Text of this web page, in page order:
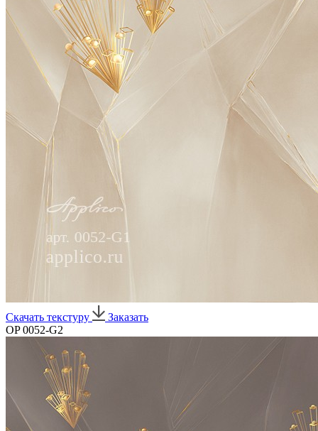
Скачать текстуру
Заказать
OP 0052-G2